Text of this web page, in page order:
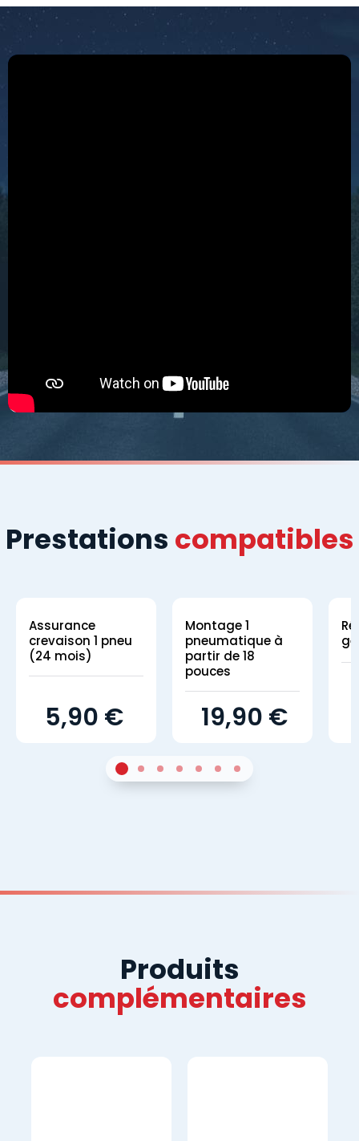
Prestations compatibles
Assurance
crevaison 1 pneu
(24 mois)
5,90 €
Montage 1
pneumatique à
partir de 18
pouces
19,90 €
Sur 42Sur 43Sur 44Sur 45Sur 46Sur 47Sur 4
Produits
complémentaires